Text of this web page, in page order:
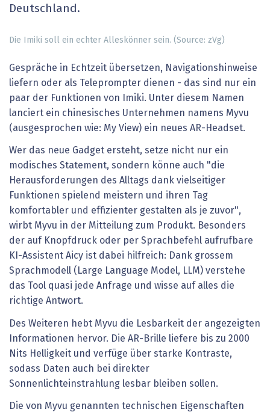
Deutschland.
Die Imiki soll ein echter Alleskönner sein. (Source: zVg)
Gespräche in Echtzeit übersetzen, Navigationshinweise
liefern oder als Teleprompter dienen - das sind nur ein
paar der Funktionen von Imiki. Unter diesem Namen
lanciert ein chinesisches Unternehmen namens Myvu
(ausgesprochen wie: My View) ein neues AR-Headset.
Wer das neue Gadget ersteht, setze nicht nur ein
modisches Statement, sondern könne auch "die
Herausforderungen des Alltags dank vielseitiger
Funktionen spielend meistern und ihren Tag
komfortabler und effizienter gestalten als je zuvor",
wirbt Myvu in der Mitteilung zum Produkt. Besonders
der auf Knopfdruck oder per Sprachbefehl aufrufbare
KI-Assistent Aicy ist dabei hilfreich: Dank grossem
Sprachmodell (Large Language Model, LLM) verstehe
das Tool quasi jede Anfrage und wisse auf alles die
richtige Antwort.
Des Weiteren hebt Myvu die Lesbarkeit der angezeigten
Informationen hervor. Die AR-Brille liefere bis zu 2000
Nits Helligkeit und verfüge über starke Kontraste,
sodass Daten auch bei direkter
Sonnenlichteinstrahlung lesbar bleiben sollen.
Die von Myvu genannten technischen Eigenschaften